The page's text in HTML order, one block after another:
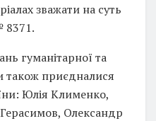
зважати на суть
8371.
гуманітарної та
також приєдналися
Юлія Клименко,
Олександр